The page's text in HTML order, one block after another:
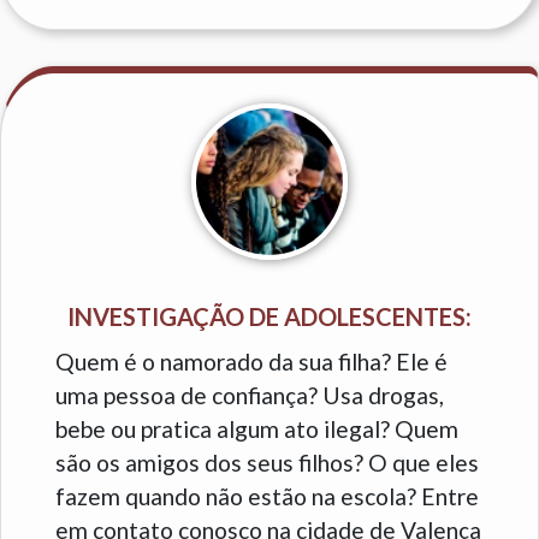
INVESTIGAÇÃO DE ADOLESCENTES:
Quem é o namorado da sua filha? Ele é
uma pessoa de confiança? Usa drogas,
bebe ou pratica algum ato ilegal? Quem
são os amigos dos seus filhos? O que eles
fazem quando não estão na escola? Entre
em contato conosco na cidade de Valença